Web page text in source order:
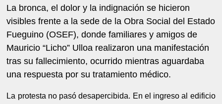
La bronca, el dolor y la indignación se hicieron
visibles frente a la sede de la Obra Social del Estado
Fueguino (OSEF), donde familiares y amigos de
Mauricio “Licho” Ulloa realizaron una manifestación
tras su fallecimiento, ocurrido mientras aguardaba
una respuesta por su tratamiento médico.
La protesta no pasó desapercibida. En el ingreso al edificio